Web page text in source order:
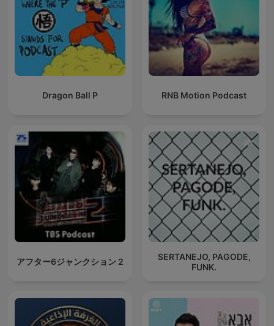
Dragon Ball P RNB Motion Podcast
アフター6ジャンクション 2
SERTANEJO, PAGODE,
FUNK.